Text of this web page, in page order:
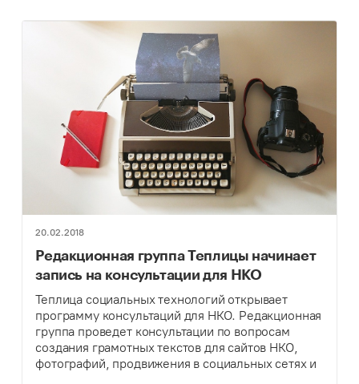
20.02.2018
Редакционная группа Теплицы начинает
запись на консультации для НКО
Теплица социальных технологий открывает
программу консультаций для НКО. Редакционная
группа проведет консультации по вопросам
создания грамотных текстов для сайтов НКО,
фотографий, продвижения в социальных сетях и